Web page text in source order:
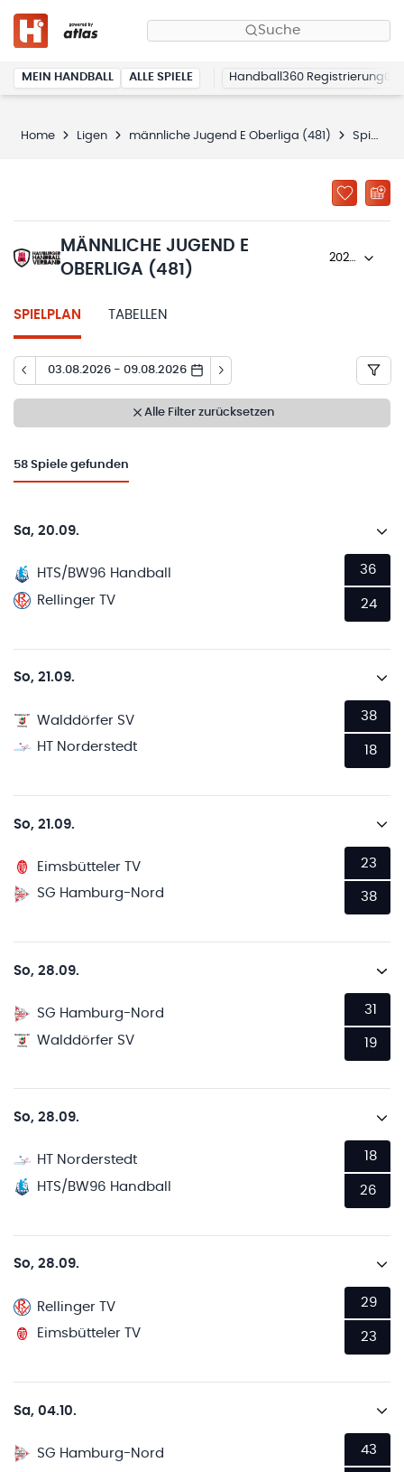
Suche
MEIN HANDBALL ALLE SPIELE Handball360 Registrierung
Home Ligen männliche Jugend E Oberliga (481) Spielplan
MÄNNLICHE JUGEND E
OBERLIGA (481)
2025/26
SPIELPLAN TABELLEN
03.08.2026 - 09.08.2026
Alle Filter zurücksetzen
58 Spiele gefunden
Sa, 20.09.
HTS/BW96 Handball
Rellinger TV
36
24
So, 21.09.
Walddörfer SV
HT Norderstedt
38
18
So, 21.09.
Eimsbütteler TV
SG Hamburg-Nord
23
38
So, 28.09.
SG Hamburg-Nord
Walddörfer SV
31
19
So, 28.09.
HT Norderstedt
HTS/BW96 Handball
18
26
So, 28.09.
Rellinger TV
Eimsbütteler TV
29
23
Sa, 04.10.
SG Hamburg-Nord
43